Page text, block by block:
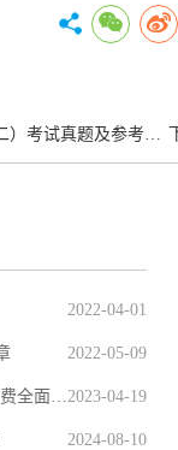
题及参考答案和解析
2022-04-01
2022-05-09
2023-04-19
上调
2024-08-10